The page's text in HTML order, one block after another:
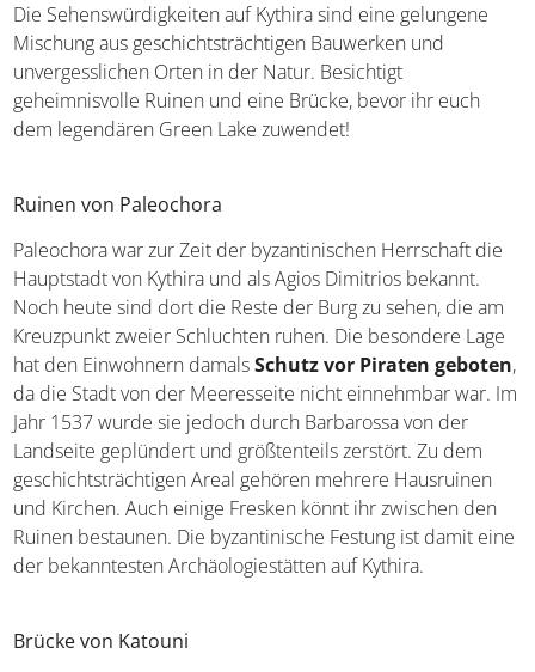
Die Sehenswürdigkeiten auf Kythira sind eine gelungene
Mischung aus geschichtsträchtigen Bauwerken und
unvergesslichen Orten in der Natur. Besichtigt
geheimnisvolle Ruinen und eine Brücke, bevor ihr euch
dem legendären Green Lake zuwendet!
Ruinen von Paleochora
Paleochora war zur Zeit der byzantinischen Herrschaft die
Hauptstadt von Kythira und als Agios Dimitrios bekannt.
Noch heute sind dort die Reste der Burg zu sehen, die am
Kreuzpunkt zweier Schluchten ruhen. Die besondere Lage
hat den Einwohnern damalsSchutz vor Piraten geboten,
da die Stadt von der Meeresseite nicht einnehmbar war. Im
Jahr 1537 wurde sie jedoch durch Barbarossa von der
Landseite geplündert und größtenteils zerstört. Zu dem
geschichtsträchtigen Areal gehören mehrere Hausruinen
und Kirchen. Auch einige Fresken könnt ihr zwischen den
Ruinen bestaunen. Die byzantinische Festung ist damit eine
der bekanntesten Archäologiestätten auf Kythira.
Brücke von Katouni